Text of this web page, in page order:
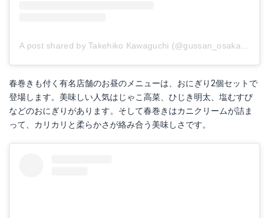
春巻きも付く有名店舗のお昼のメニューは、おにぎり2個セットで
登場します。美味しい人気はじゃこ高菜、ひじき明太、塩むすび
などのおにぎりがあります。そして春巻きはカニクリームが詰ま
って、カリカリと柔らかさが絡み合う美味しさです。